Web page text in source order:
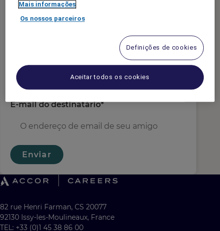
e-mail do remetente
E-mail do destinatário*
Enviar
82 rue Henri Farman, CS 20077
92130 Issy-les-Moulineaux, France
TEL: +33 (0)1 45 38 86 00
Mais informações
Os nossos parceiros
Definições de cookies
Aceitar todos os cookies